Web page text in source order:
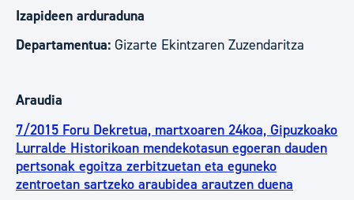
Izapideen arduraduna
Departamentua: Gizarte Ekintzaren Zuzendaritza
Araudia
7/2015 Foru Dekretua, martxoaren 24koa, Gipuzkoako
Lurralde Historikoan mendekotasun egoeran dauden
pertsonak egoitza zerbitzuetan eta eguneko
zentroetan sartzeko araubidea arautzen duena